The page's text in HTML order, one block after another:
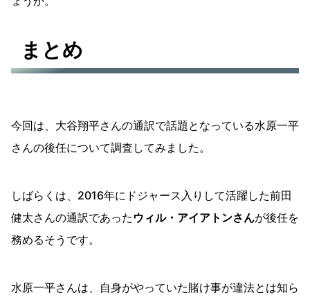
まとめ
今回は、大谷翔平さんの通訳で話題となっている水原一平
さんの後任について調査してみました。
しばらくは、2016年にドジャース入りして活躍した前田
健太さんの通訳であった ウィル・アイアトンさんが後任を
務めるそうです。
水原一平さんは、自身がやっていた賭け事が違法とは知ら